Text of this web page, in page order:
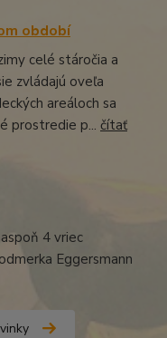
období
celé stáročia a
zvládajú oveľa
areáloch sa
prostredie p... čítať
4 vriec
Eggersmann